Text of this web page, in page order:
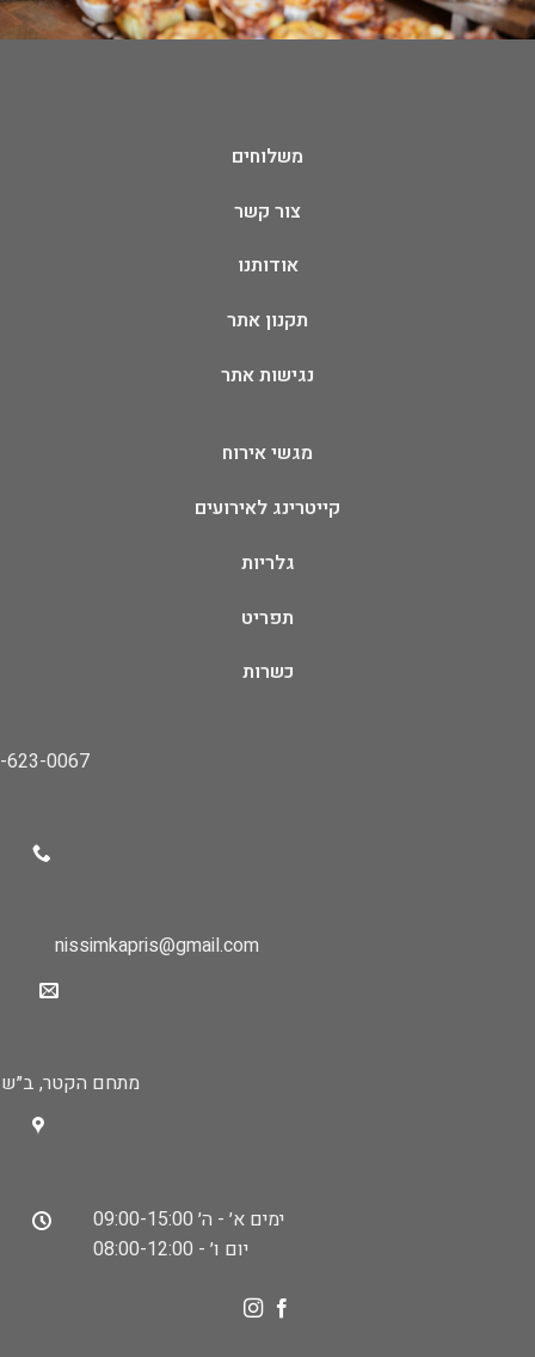
משלוחים
צור קשר
אודותנו
תקנון אתר
נגישות אתר
מגשי אירוח
קייטרינג לאירועים
גלריות
תפריט
כשרות
08-623-0067
nissimkapris@gmail.com
מתחם הקטר, ב״ש
ימים א׳ - ה׳ 09:00-15:00
יום ו׳ - 08:00-12:00